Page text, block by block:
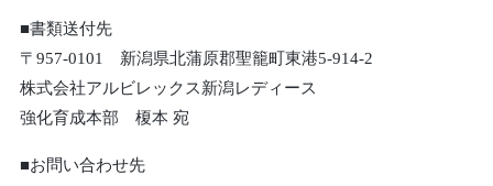
■書類送付先
〒957-0101 新潟県北蒲原郡聖籠町東港5-914-2
株式会社アルビレックス新潟レディース
強化育成本部 榎本 宛
■お問い合わせ先